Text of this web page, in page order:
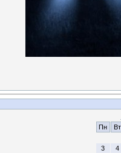
Пн
Вт
3
4